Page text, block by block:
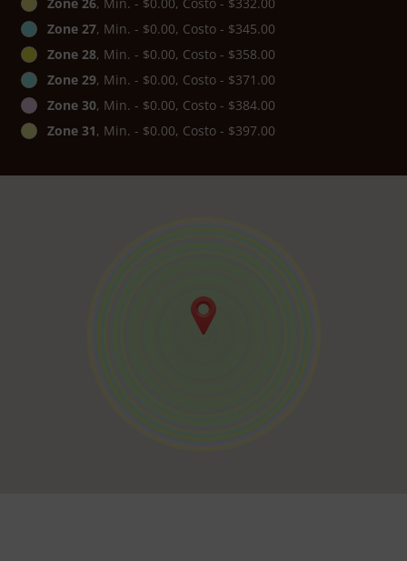
Zone 27, Min. - $0.00, Costo - $345.00
Zone 28, Min. - $0.00, Costo - $358.00
Zone 29, Min. - $0.00, Costo - $371.00
Zone 30, Min. - $0.00, Costo - $384.00
Zone 31, Min. - $0.00, Costo - $397.00